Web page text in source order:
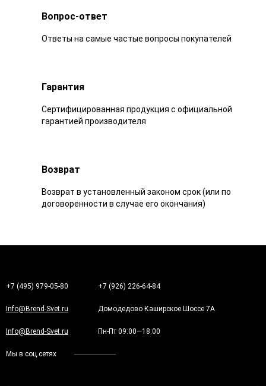
Вопрос-ответ
Ответы на самые частые вопросы покупателей
Гарантия
Сертифицированная продукция с официальной
гарантией производителя
Возврат
Возврат в установленный законом срок (или по
договоренности в случае его окончания)
+7 (495) 979-05-80 +7 (926) 226-64-84
Info@Brend-Svet.ru Домодедово Каширское Шоссе 7А
Info@Brend-Svet.ru Пн-Пт 09:00—18:00
Мы в соц.сетях